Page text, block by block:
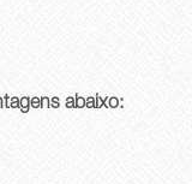
abaixo: